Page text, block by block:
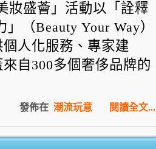
妝盛薈」活動以「詮釋
（Beauty Your Way）
人化服務、專家建
自300多個奢侈品牌的
閱讀全文...
發佈在 潮流玩意